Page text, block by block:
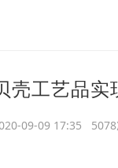
壳工艺品实
09-09 17:35 5078